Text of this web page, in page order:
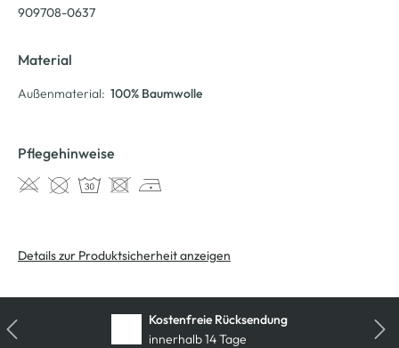
909708-0637
Material
Außenmaterial: 100% Baumwolle
Pflegehinweise
Details zur Produktsicherheit anzeigen
Kostenfreie Rücksendung
innerhalb 14 Tage